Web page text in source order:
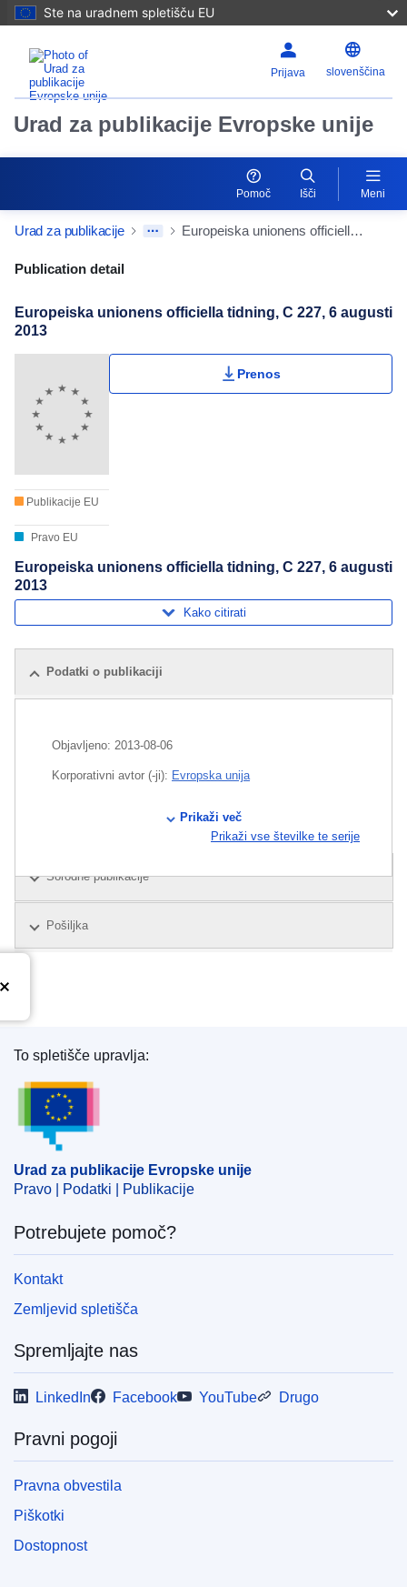
Ste na uradnem spletišču EU
Prijava slovenščina
Urad za publikacije Evropske unije
Pomoč Išči Meni
Urad za publikacije Europeiska unionens officiella tidning, C 227, 6 augusti 2013
Publication Detail Actions Portlet
Publication detail
Europeiska unionens officiella tidning, C 227, 6 augusti
2013
Publikacije EU
Pravo EU
Prenos
Europeiska unionens officiella tidning, C 227, 6 augusti
2013
Kako citirati
Podatki o publikaciji
Sorodne publikacije
Pošiljka
Objavljeno: 2013-08-06
Korporativni avtor (-ji): Evropska unija
Prikaži več
Prikaži vse številke te serije
Urad za publikacije Evropske unije
To spletišče upravlja:
Urad za publikacije Evropske unije
Pravo | Podatki | Publikacije
Potrebujete pomoč?
Kontakt
Zemljevid spletišča
Spremljajte nas
LinkedIn Facebook YouTube Drugo
Pravni pogoji
Pravna obvestila
Piškotki
Dostopnost